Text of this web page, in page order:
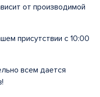
от производимой
присутствии с 10:00
всем дается